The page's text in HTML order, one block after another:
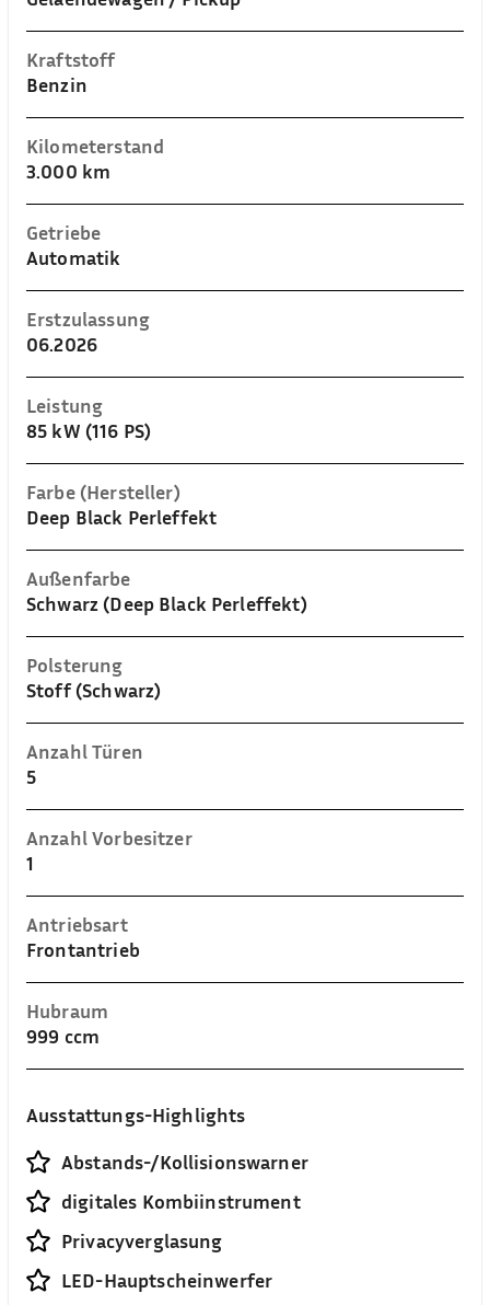
Kraftstoff
Benzin
Kilometerstand
3.000 km
Getriebe
Automatik
Erstzulassung
06.2026
Leistung
85 kW (116 PS)
Farbe (Hersteller)
Deep Black Perleffekt
Außenfarbe
Schwarz (Deep Black Perleffekt)
Polsterung
Stoff (Schwarz)
Anzahl Türen
5
Anzahl Vorbesitzer
1
Antriebsart
Frontantrieb
Hubraum
999 ccm
Ausstattungs-Highlights
Abstands-/Kollisionswarner
digitales Kombiinstrument
Privacyverglasung
LED-Hauptscheinwerfer